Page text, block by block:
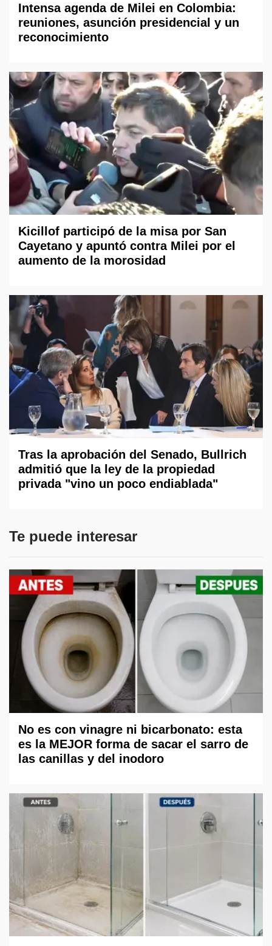
Intensa agenda de Milei en Colombia:
reuniones, asunción presidencial y un
reconocimiento
Kicillof participó de la misa por San
Cayetano y apuntó contra Milei por el
aumento de la morosidad
Tras la aprobación del Senado, Bullrich
admitió que la ley de la propiedad
privada "vino un poco endiablada"
Te puede interesar
No es con vinagre ni bicarbonato: esta
es la MEJOR forma de sacar el sarro de
las canillas y del inodoro